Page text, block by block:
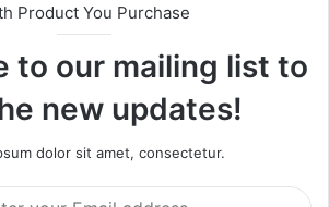
Product You Purchase
to our mailing list to
new updates!
dolor sit amet, consectetur.